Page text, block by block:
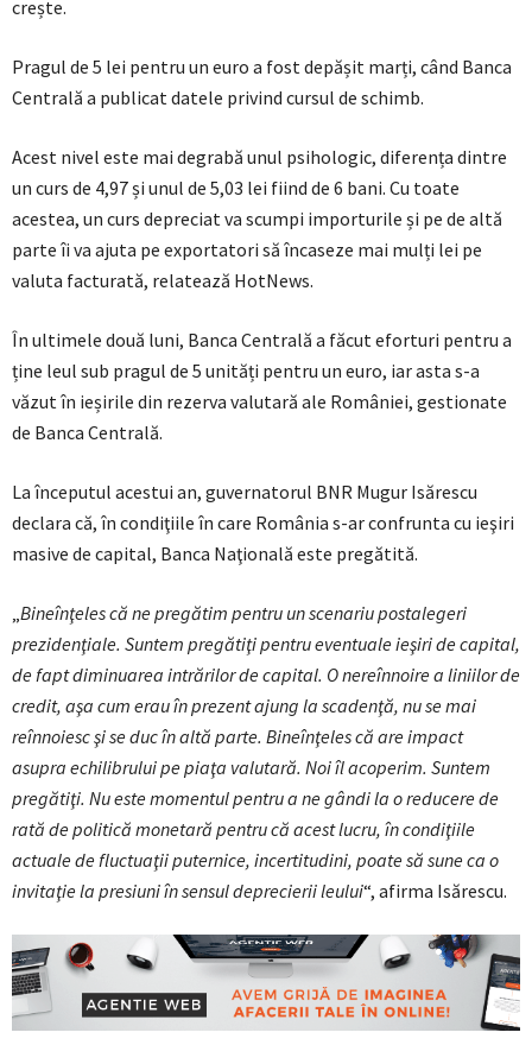
crește.
Pragul de 5 lei pentru un euro a fost depășit marți, când Banca
Centrală a publicat datele privind cursul de schimb.
Acest nivel este mai degrabă unul psihologic, diferența dintre
un curs de 4,97 și unul de 5,03 lei fiind de 6 bani. Cu toate
acestea, un curs depreciat va scumpi importurile și pe de altă
parte îi va ajuta pe exportatori să încaseze mai mulți lei pe
valuta facturată, relatează HotNews.
În ultimele două luni, Banca Centrală a făcut eforturi pentru a
ține leul sub pragul de 5 unități pentru un euro, iar asta s-a
văzut în ieșirile din rezerva valutară ale României, gestionate
de Banca Centrală.
La începutul acestui an, guvernatorul BNR Mugur Isărescu
declara că, în condiţiile în care România s-ar confrunta cu ieşiri
masive de capital, Banca Naţională este pregătită.
„Bineînţeles că ne pregătim pentru un scenariu postalegeri
prezidenţiale. Suntem pregătiţi pentru eventuale ieşiri de capital,
de fapt diminuarea intrărilor de capital. O nereînnoire a liniilor de
credit, aşa cum erau în prezent ajung la scadenţă, nu se mai
reînnoiesc şi se duc în altă parte. Bineînţeles că are impact
asupra echilibrului pe piaţa valutară. Noi îl acoperim. Suntem
pregătiţi. Nu este momentul pentru a ne gândi la o reducere de
rată de politică monetară pentru că acest lucru, în condiţiile
actuale de fluctuaţii puternice, incertitudini, poate să sune ca o
invitaţie la presiuni în sensul deprecierii leului“, afirma Isărescu.